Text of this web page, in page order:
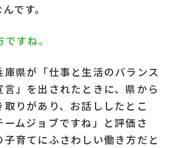
です。
ですね。
県が「仕事と生活のバランス
言」を出されたときに、県から
りがあり、お話ししたとこ
ームジョブですね」と評価さ
子育てにふさわしい働き方だと